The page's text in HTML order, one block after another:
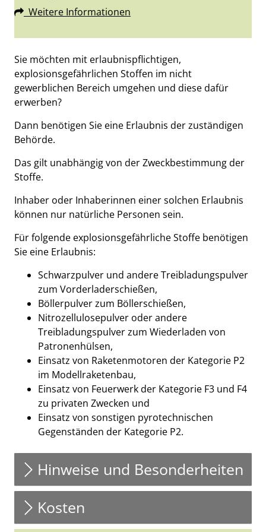
Weitere Informationen
Beschreibung
Sie möchten mit erlaubnispflichtigen,
explosionsgefährlichen Stoffen im nicht
gewerblichen Bereich umgehen und diese dafür
erwerben?
Dann benötigen Sie eine Erlaubnis der zuständigen
Behörde.
Das gilt unabhängig von der Zweckbestimmung der
Stoffe.
Inhaber oder Inhaberinnen einer solchen Erlaubnis
können nur natürliche Personen sein.
Für folgende explosionsgefährliche Stoffe benötigen
Sie eine Erlaubnis:
Schwarzpulver und andere Treibladungspulver
zum Vorderladerschießen,
Böllerpulver zum Böllerschießen,
Nitrozellulosepulver oder andere
Treibladungspulver zum Wiederladen von
Patronenhülsen,
Einsatz von Raketenmotoren der Kategorie P2
im Modellraketenbau,
Einsatz von Feuerwerk der Kategorie F3 und F4
zu privaten Zwecken und
Einsatz von sonstigen pyrotechnischen
Gegenständen der Kategorie P2.
Hinweise und Besonderheiten
Kosten